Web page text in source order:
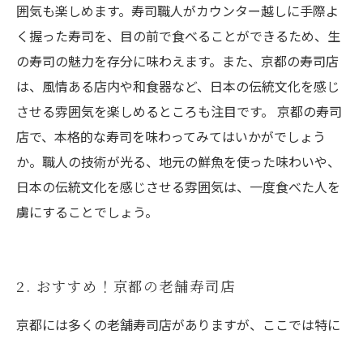
囲気も楽しめます。寿司職人がカウンター越しに手際よ
く握った寿司を、目の前で食べることができるため、生
の寿司の魅力を存分に味わえます。また、京都の寿司店
は、風情ある店内や和食器など、日本の伝統文化を感じ
させる雰囲気を楽しめるところも注目です。 京都の寿司
店で、本格的な寿司を味わってみてはいかがでしょう
か。職人の技術が光る、地元の鮮魚を使った味わいや、
日本の伝統文化を感じさせる雰囲気は、一度食べた人を
虜にすることでしょう。
2. おすすめ！京都の老舗寿司店
京都には多くの老舗寿司店がありますが、ここでは特に